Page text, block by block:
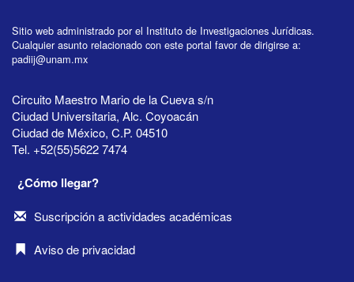
Sitio web administrado por el Instituto de Investigaciones Jurídicas.
Cualquier asunto relacionado con este portal favor de dirigirse a:
padiij@unam.mx
Circuito Maestro Mario de la Cueva s/n
Ciudad Universitaria, Alc. Coyoacán
Ciudad de México, C.P. 04510
Tel. +52(55)5622 7474
¿Cómo llegar?
Suscripción a actividades académicas
Aviso de privacidad